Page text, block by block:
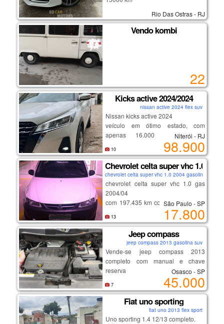
Rio Das Ostras - RJ
Vendo kombi
22
Kicks active 2024/2024
nissan active 2024 flex suv
Nissan kicks active 2024
veículo em ótimo estado, com
apenas 16.000 km rodados.
econômico, confortável e ideal para
o dia a dia. motor 1.6, câmbio
automático, direção elétrica, ar-
condicionado, vidros e travas
elétricas, central multimídia, câmera
de ré e volante multifuncional. carro
bem conservado, pronto para uso.
Niterói - RJ
98.900
10
Chevrolet celta super vhc 1.0 gas
chevrolet celta super vhc 1.0 2004 gasolina hatch
chevrolet celta super vhc 1.0 gas
2004/04
com 197.435 km cor branco com ar
condicionado, vidros e trava elétrica
veículo em ótimo estado de
conservação pneus e mecânica em
geral excelente. veículo particular
de uso diário placa de sp final 4 já
isento de pagar ipva sem multas
documento ok pronto para
(11) 94000 - 5374 c/ roberto
e-mail: jr.solution@gmail.com
São Paulo - SP
17.800
13
Jeep compass
jeep compass 2013 gasolina suv
Vende-se jeep compass 2013
completo com manual e chave
reserva
Osasco - SP
45.000
7
Fiat uno sporting
fiat uno 2013 flex sport
Uno sporting 1.4 12/13 completo.